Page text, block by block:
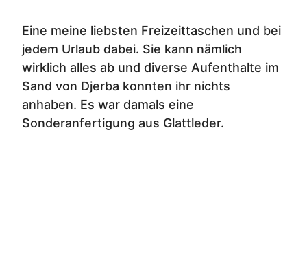
Eine meine liebsten Freizeittaschen und bei
jedem Urlaub dabei. Sie kann nämlich
wirklich alles ab und diverse Aufenthalte im
Sand von Djerba konnten ihr nichts
anhaben. Es war damals eine
Sonderanfertigung aus Glattleder.